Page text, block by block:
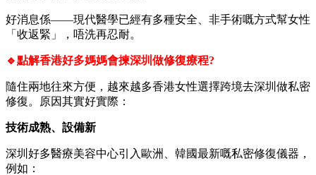
好消息係——現代醫學已經有多種安全、非手術嘅方式幫女性
「收返緊」，唔洗再忍耐。
🔹點解香港好多媽媽會揀深圳做修復療程?
隨住兩地往來方便，越來越多香港女性選擇跨境去深圳做私密
修復。原因其實好實際：
技術成熟、設備新
深圳好多醫療美容中心引入歐洲、韓國最新嘅私密修復儀器，
例如：